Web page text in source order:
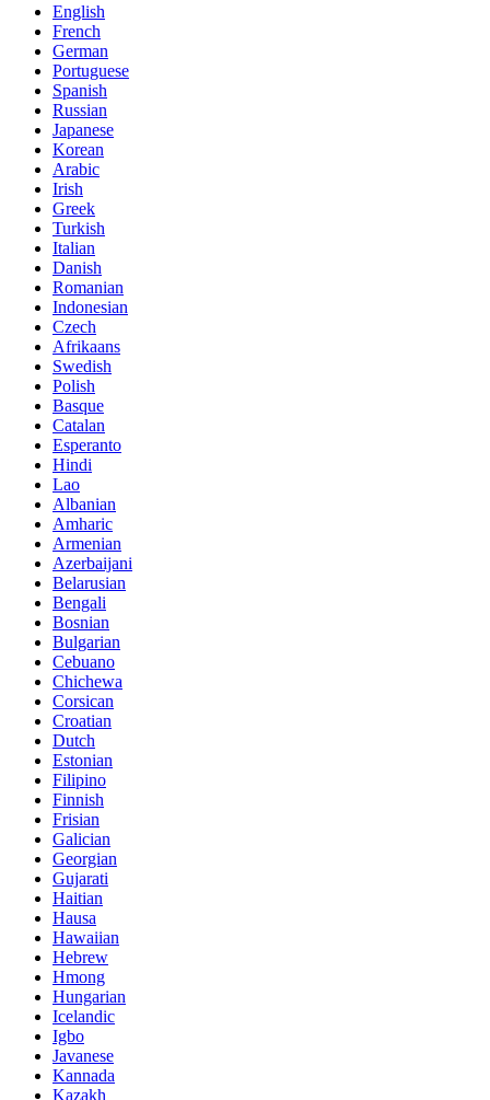
English
French
German
Portuguese
Spanish
Russian
Japanese
Korean
Arabic
Irish
Greek
Turkish
Italian
Danish
Romanian
Indonesian
Czech
Afrikaans
Swedish
Polish
Basque
Catalan
Esperanto
Hindi
Lao
Albanian
Amharic
Armenian
Azerbaijani
Belarusian
Bengali
Bosnian
Bulgarian
Cebuano
Chichewa
Corsican
Croatian
Dutch
Estonian
Filipino
Finnish
Frisian
Galician
Georgian
Gujarati
Haitian
Hausa
Hawaiian
Hebrew
Hmong
Hungarian
Icelandic
Igbo
Javanese
Kannada
Kazakh